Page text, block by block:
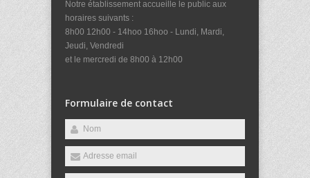
Notre établissement accueille le public aux
horaires suivants :
8h00 12h00 - 14hoo 16hoo - Lundi, Mardi,
Jeudi, Vendredi
et le mercredi de 8h00 à 12h00
Formulaire de contact